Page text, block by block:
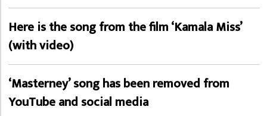
Here is the song from the film ‘Kamala Miss’
(with video)
‘Masterney’ song has been removed from
YouTube and social media